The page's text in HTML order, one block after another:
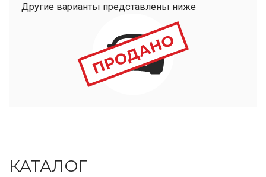
Другие варианты представлены ниже
КАТАЛОГ